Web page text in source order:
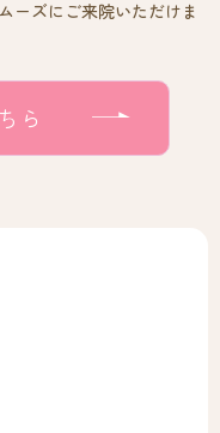
ーズにご来院いただけま
ら